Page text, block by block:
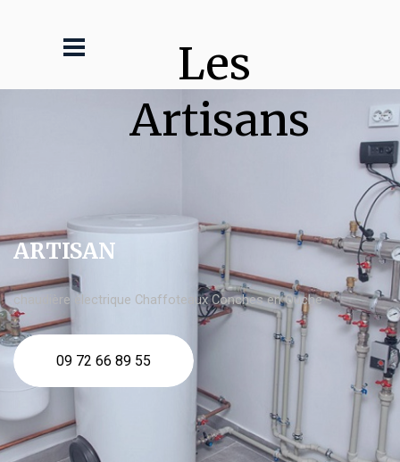
Les
Artisans
ARTISAN
chaudière électrique Chaffoteaux Conches en Ouche
09 72 66 89 55